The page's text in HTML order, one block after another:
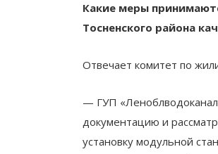
Какие меры
Тосненского района
Отвечает комитет по
— ГУП
документацию и
установку модульной